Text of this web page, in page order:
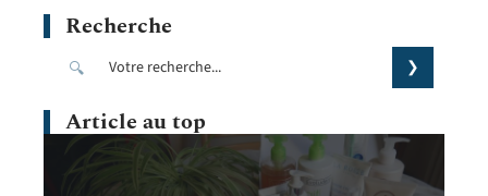
Recherche
Article au top